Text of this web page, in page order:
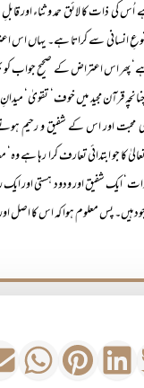
کا لائق حمد و ثناء اور قابلِ
نوعِ انسانی سے کراتا ہے۔ یہاں اس
ہے‘ پھر اس اعتراض کے صحیح جواب
چنانچہ قرآن مجید میں خوف‘
محبت اور اس کے شفیق و رحیم
جو ابتدائی تعارف کرا رہا ہے وہ‘
ایک شفیق اور ودود ہستی اور
پس معلوم ہوا کہ اس کا اصل